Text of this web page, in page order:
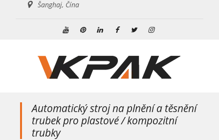
Šanghaj, Čína
Automatický stroj na plnění a těsnění
trubek pro plastové / kompozitní
trubky